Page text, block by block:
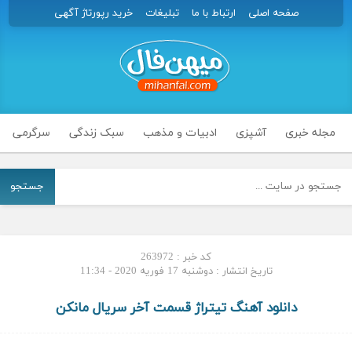
صفحه اصلی ارتباط با ما تبلیغات خرید رپورتاژ آگهی
مجله خبری آشپزی ادبیات و مذهب سبک زندگی سرگرمی
جستجو
کد خبر : 263972
تاریخ انتشار : دوشنبه 17 فوریه 2020 - 11:34
دانلود آهنگ تیتراژ قسمت آخر سریال مانکن